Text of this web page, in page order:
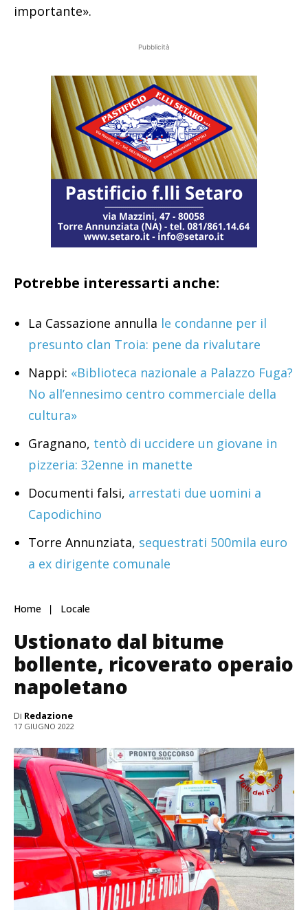
importante».
Pubblicità
Potrebbe interessarti anche:
La Cassazione annulla le condanne per il
presunto clan Troia: pene da rivalutare
Nappi: «Biblioteca nazionale a Palazzo Fuga?
No all’ennesimo centro commerciale della
cultura»
Gragnano, tentò di uccidere un giovane in
pizzeria: 32enne in manette
Documenti falsi, arrestati due uomini a
Capodichino
Torre Annunziata, sequestrati 500mila euro
a ex dirigente comunale
Home Locale
Ustionato dal bitume
bollente, ricoverato operaio
napoletano
Di Redazione
17 GIUGNO 2022